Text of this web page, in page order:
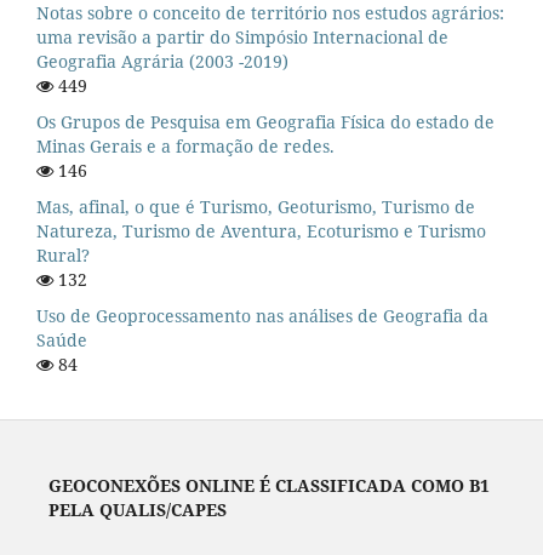
Notas sobre o conceito de território nos estudos agrários:
uma revisão a partir do Simpósio Internacional de
Geografia Agrária (2003 -2019)
449
Os Grupos de Pesquisa em Geografia Física do estado de
Minas Gerais e a formação de redes.
146
Mas, afinal, o que é Turismo, Geoturismo, Turismo de
Natureza, Turismo de Aventura, Ecoturismo e Turismo
Rural?
132
Uso de Geoprocessamento nas análises de Geografia da
Saúde
84
GEOCONEXÕES ONLINE É CLASSIFICADA COMO B1
PELA QUALIS/CAPES